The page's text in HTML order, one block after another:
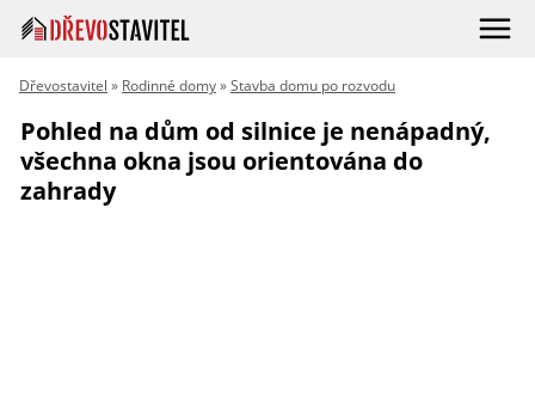
Dřevostavitel » Rodinné domy»Stavba domu po rozvodu
Pohled na dům od silnice je nenápadný,
všechna okna jsou orientována do
zahrady